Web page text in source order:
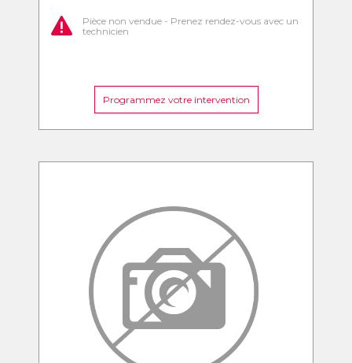
Pièce non vendue - Prenez rendez-vous avec un
technicien
Programmez votre intervention